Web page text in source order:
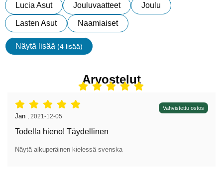
Lucia Asut Jouluvaatteet Joulu
Lasten Asut Naamiaiset
Näytä lisää (4 lisää)
ominaisuudet
Arvostelut
Arvostelu: 5 tähdet / 5, Vahvistettu ostos
Arvostelun kirjoittaja:
Jan 2021-12-05
Todella hieno! Täydellinen
Näytä alkuperäinen kielessä svenska